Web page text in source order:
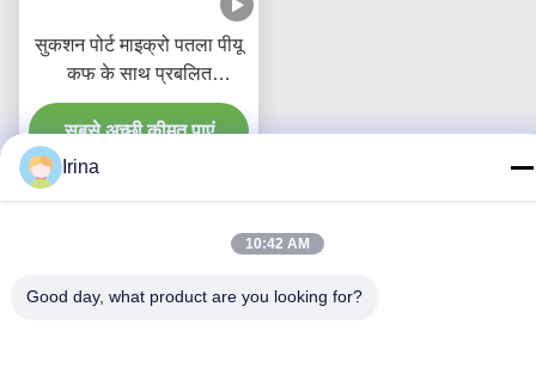
सुकशन पोर्ट माइक्रो पतला पीयू
कफ के साथ प्रबलित
डिस्पोजेबल एंडोट्रैचियल ट्यूब
सबसे अच्छी कीमत पाएं
हमसे संपर्क करें
Irina
10:42 AM
Good day, what product are you looking for?